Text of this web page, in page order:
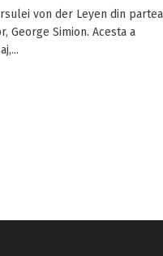
von der Leyen din partea
George Simion. Acesta a